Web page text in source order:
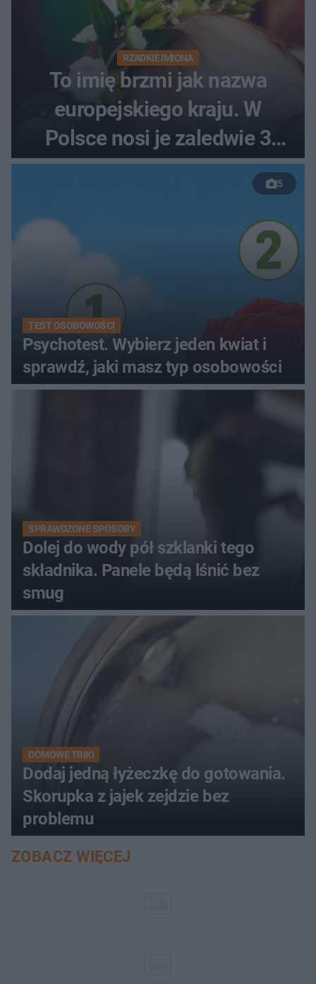
RZADKIE IMIONA
To imię brzmi jak nazwa
europejskiego kraju. W
Polsce nosi je zaledwie 3
kobiety
5
TEST OSOBOWOŚCI
Psychotest. Wybierz jeden kwiat i
sprawdź, jaki masz typ osobowości
SPRAWDZONE SPOSOBY
Dolej do wody pół szklanki tego
składnika. Panele będą lśnić bez
smug
DOMOWE TRIKI
Dodaj jedną łyżeczkę do gotowania.
Skorupka z jajek zejdzie bez
problemu
ZOBACZ WIĘCEJ